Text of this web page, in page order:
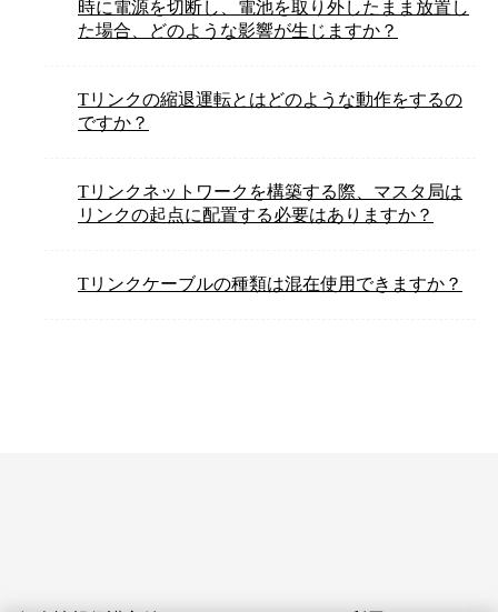
時に電源を切断し、電池を取り外したまま放置し
た場合、どのような影響が生じますか？
Tリンクの縮退運転とはどのような動作をするの
ですか？
Tリンクネットワークを構築する際、マスタ局は
リンクの起点に配置する必要はありますか？
Tリンクケーブルの種類は混在使用できますか？